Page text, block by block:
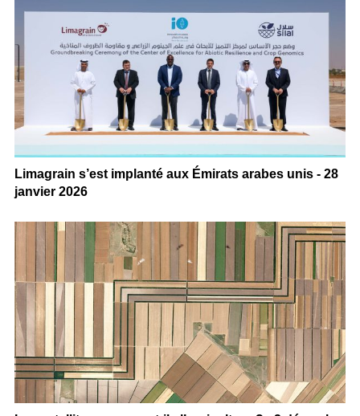
Limagrain s’est implanté aux Émirats arabes unis - 28
janvier 2026